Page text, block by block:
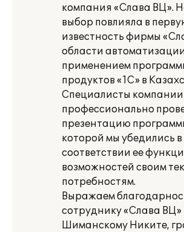
компания «Слава ВЦ».
выбор повлияла в
известность фирмы
области
применением
продуктов «1С» в
Специалисты компании
профессионально
презентацию
которой мы убедились в
соответствии ее
возможностей своим
потребностям.
Выражаем
сотруднику «Слава ВЦ»
Шиманскому Никите,